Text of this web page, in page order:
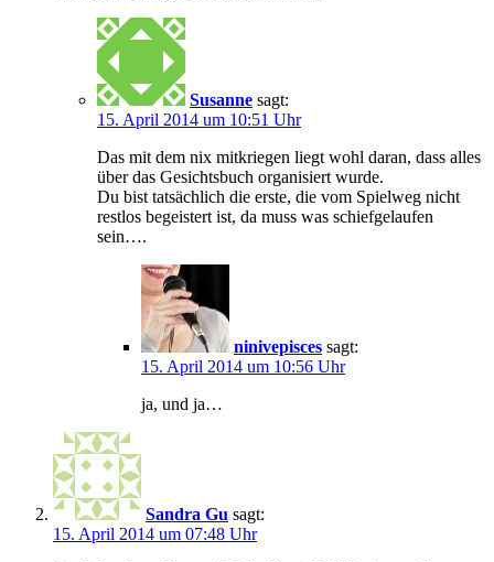
Susanne sagt:
15. April 2014 um 10:51 Uhr
Das mit dem nix mitkriegen liegt wohl daran, dass alles
über das Gesichtsbuch organisiert wurde.
Du bist tatsächlich die erste, die vom Spielweg nicht
restlos begeistert ist, da muss was schiefgelaufen
sein….
ninivepisces sagt:
15. April 2014 um 10:56 Uhr
ja, und ja…
Sandra Gu sagt:
15. April 2014 um 07:48 Uhr